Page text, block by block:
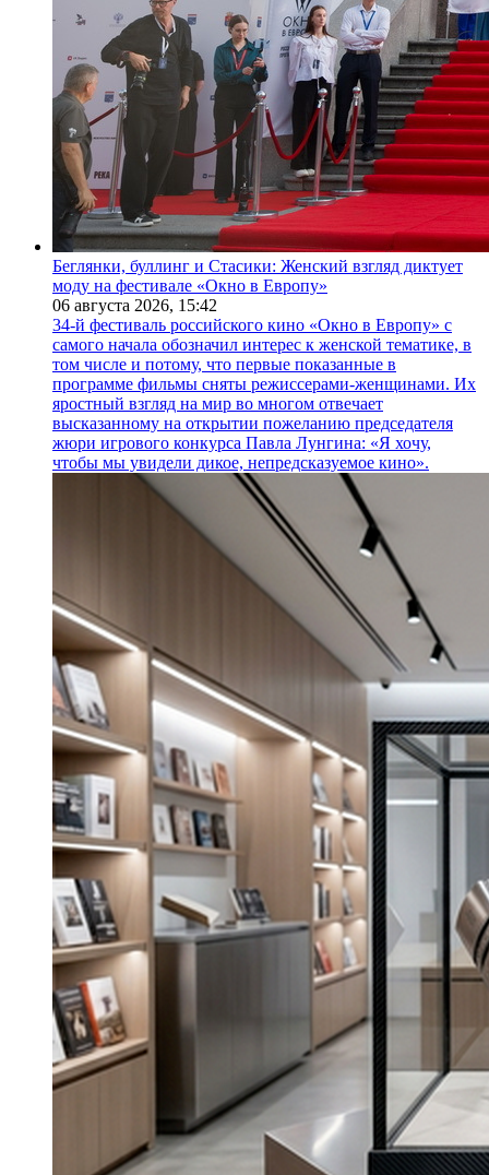
Беглянки, буллинг и Стасики: Женский взгляд диктует
моду на фестивале «Окно в Европу»
06 августа 2026, 15:42
34-й фестиваль российского кино «Окно в Европу» с
самого начала обозначил интерес к женской тематике, в
том числе и потому, что первые показанные в
программе фильмы сняты режиссерами-женщинами. Их
яростный взгляд на мир во многом отвечает
высказанному на открытии пожеланию председателя
жюри игрового конкурса Павла Лунгина: «Я хочу,
чтобы мы увидели дикое, непредсказуемое кино».